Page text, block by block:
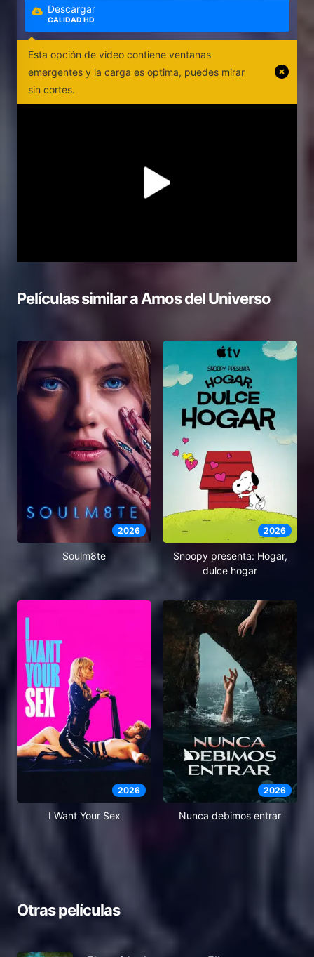
Descargar
CALIDAD HD
Esta opción de video contiene ventanas
emergentes y la carga es optima, puedes mirar
sin cortes.
Películas similar aAmos del Universo
2026
Soulm8te
2026
Snoopy presenta: Hogar,
dulce hogar
2026
I Want Your Sex
2026
Nunca debimos entrar
Otras películas